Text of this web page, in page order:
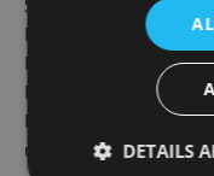
Erstaufführung statt,
Politkrimi wird nun
Eichenberger neu
Pippin – Die Kunst
und Presse DETAILS